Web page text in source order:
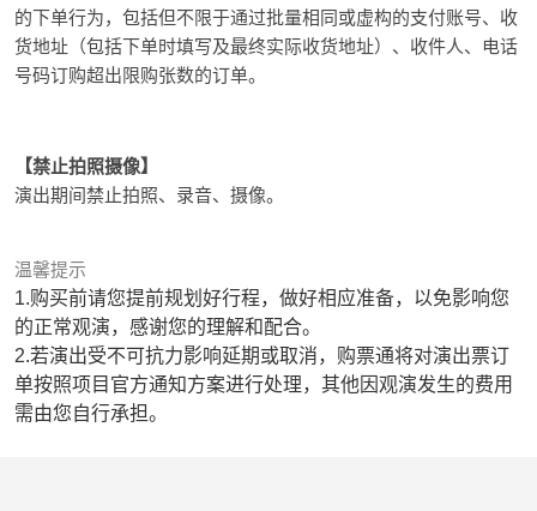
的下单行为，包括但不限于通过批量相同或虚构的支付账号、收
货地址（包括下单时填写及最终实际收货地址）、收件人、电话
号码订购超出限购张数的订单。
【禁止拍照摄像】
演出期间禁止拍照、录音、摄像。
温馨提示
1.购买前请您提前规划好行程，做好相应准备，以免影响您
的正常观演，感谢您的理解和配合。
2.若演出受不可抗力影响延期或取消，购票通将对演出票订
单按照项目官方通知方案进行处理，其他因观演发生的费用
需由您自行承担。